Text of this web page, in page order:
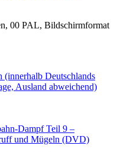
00 PAL, Bildschirmformat
(innerhalb Deutschlands
Ausland abweichend)